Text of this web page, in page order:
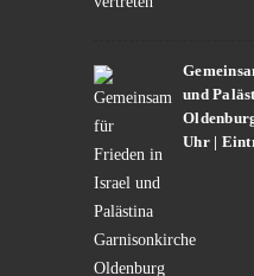
und
Uhr |